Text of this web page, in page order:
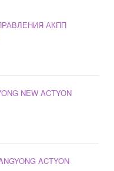
АКПП
NEW ACTYON
ACTYON